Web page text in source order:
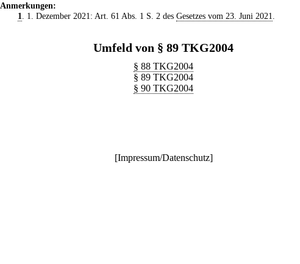
Anmerkungen:
1
. 1. Dezember 2021: Art. 61 Abs. 1 S. 2 des Gesetzes vom 23. Juni 2021
Umfeld von § 89 TKG2004
§ 88 TKG2004
§ 89 TKG2004
§ 90 TKG2004
[Impressum/Datenschutz]